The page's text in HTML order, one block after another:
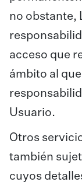
no obstante,
acceso que
ámbito al
Usuario.
Otros
también
cuyos